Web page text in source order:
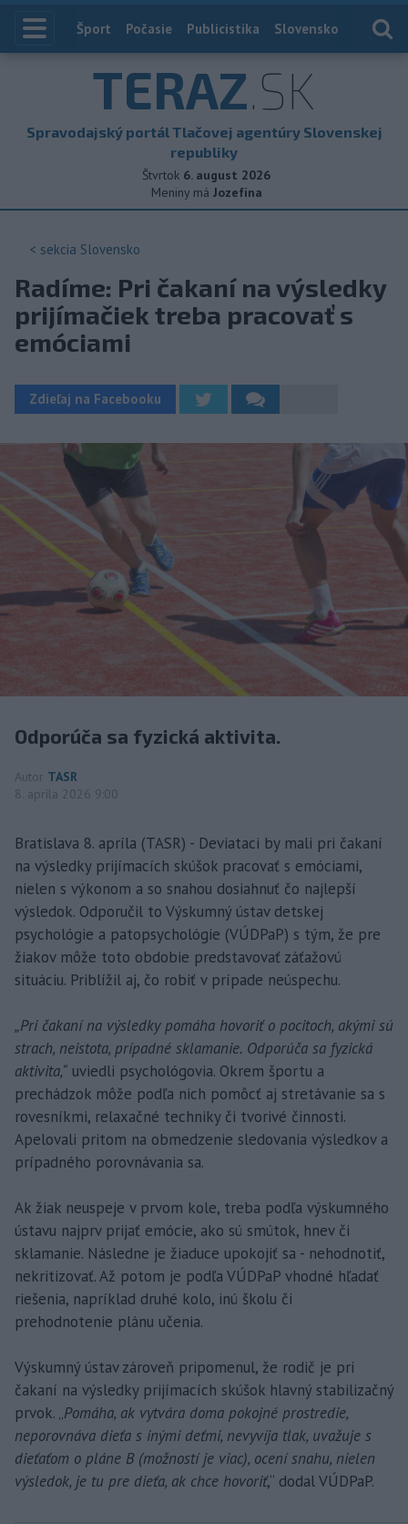
Index
Šport Počasie Publicistika Slovensko
TERAZ.SK
Spravodajský portál Tlačovej agentúry Slovenskej
republiky
Štvrtok 6. august 2026
Meniny má Jozefína
< sekcia Slovensko
Radíme: Pri čakaní na výsledky
prijímačiek treba pracovať s
emóciami
Zdieľaj na Facebooku
Odporúča sa fyzická aktivita.
Autor TASR
8. apríla 2026 9:00
Bratislava 8. apríla (TASR) - Deviataci by mali pri čakaní
na výsledky prijímacích skúšok pracovať s emóciami,
nielen s výkonom a so snahou dosiahnuť čo najlepší
výsledok. Odporučil to Výskumný ústav detskej
psychológie a patopsychológie (VÚDPaP) s tým, že pre
žiakov môže toto obdobie predstavovať záťažovú
situáciu. Priblížil aj, čo robiť v prípade neúspechu.
„Pri čakaní na výsledky pomáha hovoriť o pocitoch, akými sú
strach, neistota, prípadné sklamanie. Odporúča sa fyzická
aktivita,“ uviedli psychológovia. Okrem športu a
prechádzok môže podľa nich pomôcť aj stretávanie sa s
rovesníkmi, relaxačné techniky či tvorivé činnosti.
Apelovali pritom na obmedzenie sledovania výsledkov a
prípadného porovnávania sa.
Ak žiak neuspeje v prvom kole, treba podľa výskumného
ústavu najprv prijať emócie, ako sú smútok, hnev či
sklamanie. Následne je žiaduce upokojiť sa - nehodnotiť,
nekritizovať. Až potom je podľa VÚDPaP vhodné hľadať
riešenia, napríklad druhé kolo, inú školu či
prehodnotenie plánu učenia.
Výskumný ústav zároveň pripomenul, že rodič je pri
čakaní na výsledky prijímacích skúšok hlavný stabilizačný
prvok. „Pomáha, ak vytvára doma pokojné prostredie,
neporovnáva dieťa s inými deťmi, nevyvíja tlak, uvažuje s
dieťaťom o pláne B (možností je viac), ocení snahu, nielen
výsledok, je tu pre dieťa, ak chce hovoriť,“ dodal VÚDPaP.